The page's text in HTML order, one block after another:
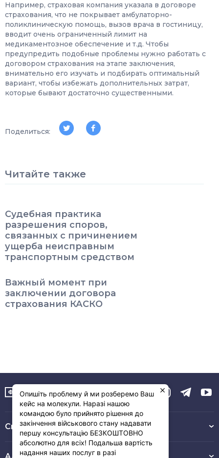
Например, страховая компания указала в договоре
страхования, что не покрывает амбулаторно-
поликлиническую помощь, вызов врача в гостиницу,
вводит очень ограниченный лимит на
медикаментозное обеспечение и т.д. Чтобы
предупредить подобные проблемы нужно работать с
договором страхования на этапе заключения,
внимательно его изучать и подбирать оптимальный
вариант, чтобы избежать дополнительных затрат,
которые бывают достаточно существенными.
Поделиться:
Читайте также
Судебная практика
разрешения споров,
связанных с причинением
ущерба неисправным
транспортным средством
Важный момент при
заключении договора
страхования КАСКО
Связь с нами :
Опишіть проблему й ми розберемо Ваш
кейс на молекули. Наразі нашою
командою було прийнято рішення до
закінчення військового стану надавати
першу консультацію БЕЗКОШТОВНО
абсолютно для всіх! Подальша вартість
надання наших послуг в разі